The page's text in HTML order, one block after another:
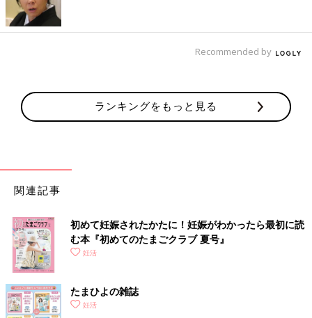
Recommended by
ランキングをもっと見る
関連記事
初めて妊娠されたかたに！妊娠がわかったら最初に読
む本『初めてのたまごクラブ 夏号』
妊活
たまひよの雑誌
妊活